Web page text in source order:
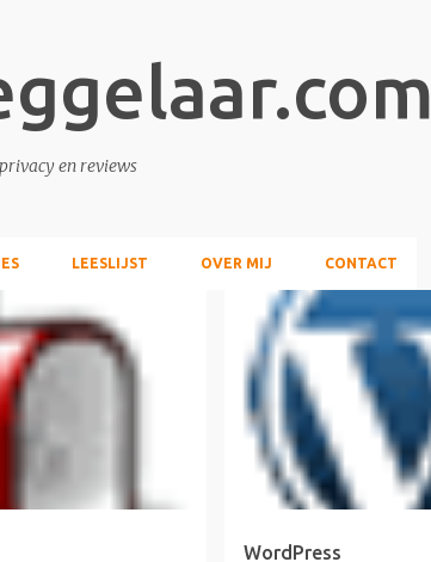
en reviews
LEESLIJST OVER MIJ CONTACT
WordPress
INTERNET SOFTWARE